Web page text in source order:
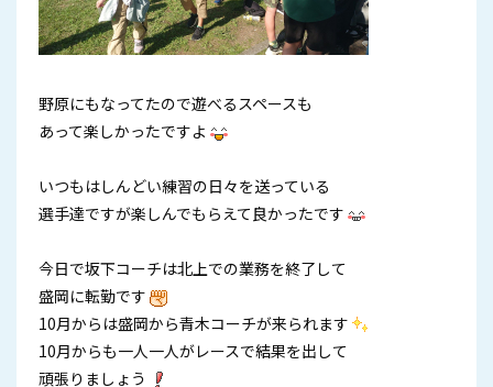
野原にもなってたので遊べるスペースも
あって楽しかったですよ
いつもはしんどい練習の日々を送っている
選手達ですが楽しんでもらえて良かったです
今日で坂下コーチは北上での業務を終了して
盛岡に転勤です
10月からは盛岡から青木コーチが来られます
10月からも一人一人がレースで結果を出して
頑張りましょう